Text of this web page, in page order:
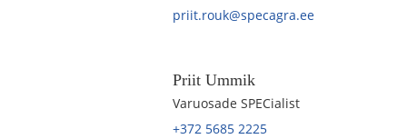
priit.rouk@specagra.ee
Priit Ummik
Varuosade SPECialist
+372 5685 2225